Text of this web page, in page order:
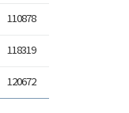
110878
118319
120672